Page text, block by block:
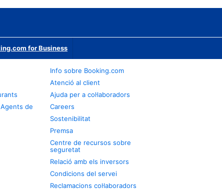
for Business
de
Info sobre Booking.com
Atenció al client
Ajuda per a col·laboradors
Careers
Sostenibilitat
Premsa
Centre de recursos sobre
seguretat
Relació amb els inversors
Condicions del servei
Reclamacions col·laboradors